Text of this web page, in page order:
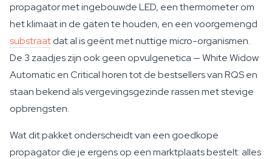
propagator met ingebouwde LED, een thermometer om
het klimaat in de gaten te houden, en een voorgemengd
substraatdat al is geënt met nuttige micro-organismen.
De 3 zaadjes zijn ook geen opvulgenetica — White Widow
Automatic en Critical horen tot de bestsellers van RQS en
staan bekend als vergevingsgezinde rassen met stevige
opbrengsten.
Wat dit pakket onderscheidt van een goedkope
propagator die je ergens op een marktplaats bestelt: alles